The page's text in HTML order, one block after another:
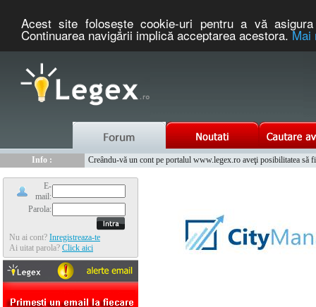
Acest site foloseşte cookie-uri pentru a vă
Continuarea navigării implică acceptarea acestora.Mai
Info :
Creându-vă un cont pe portalul www.legex.ro aveţi posibilitatea să
E-
mail:
Parola:
Nu ai cont? Inregistreaza-te
Ai uitat parola? Click aici